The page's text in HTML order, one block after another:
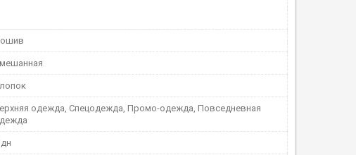
одежда, Спецодежда, Промо-одежда, Повседневная